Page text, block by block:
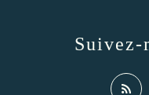
Suivez-